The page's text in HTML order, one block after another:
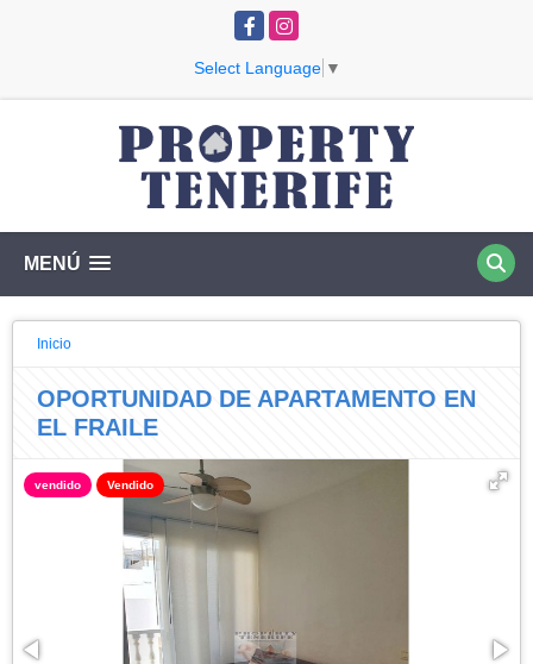
FacebookInstagram
Select Language ▼
MENÚ
Inicio
OPORTUNIDAD DE APARTAMENTO EN
EL FRAILE
vendido Vendido